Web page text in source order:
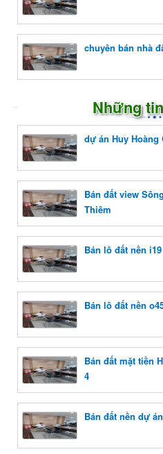
chuyên bán nhà
Những
dự án Huy Hoàng
Bán đất view
Thiêm
Bán lô đất nền
Bán lô đất nền
Bán đất mặt tiền
4
Bán đất nền dự